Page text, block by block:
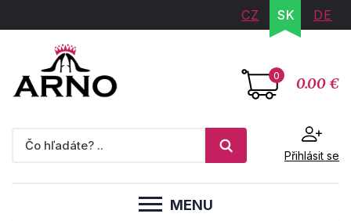
CZ SK DE
0 0.00 €
Přihlásit se
MENU